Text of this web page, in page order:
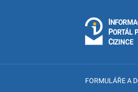
INFORMA
PORTÁL
CIZINCE
FORMULÁŘE A